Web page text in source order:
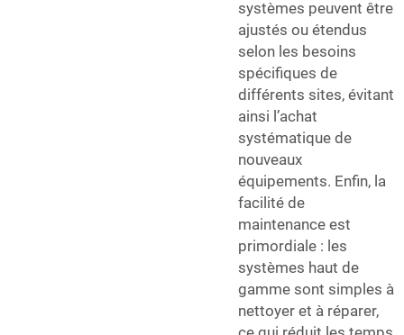
systèmes peuvent être
ajustés ou étendus
selon les besoins
spécifiques de
différents sites, évitant
ainsi l’achat
systématique de
nouveaux
équipements. Enfin, la
facilité de
maintenance est
primordiale : les
systèmes haut de
gamme sont simples à
nettoyer et à réparer,